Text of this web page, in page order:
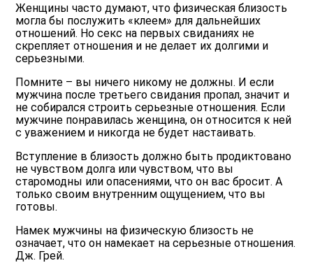
Женщины часто думают, что физическая близость
могла бы послужить «клеем» для дальнейших
отношений. Но секс на первых свиданиях не
скрепляет отношения и не делает их долгими и
серьезными.
Помните – вы ничего никому не должны. И если
мужчина после третьего свидания пропал, значит и
не собирался строить серьезные отношения. Если
мужчине понравилась женщина, он относится к ней
с уважением и никогда не будет настаивать.
Вступление в близость должно быть продиктовано
не чувством долга или чувством, что вы
старомодны или опасениями, что он вас бросит. А
только своим внутренним ощущением, что вы
готовы.
Намек мужчины на физическую близость не
означает, что он намекает на серьезные отношения.
Дж. Грей.